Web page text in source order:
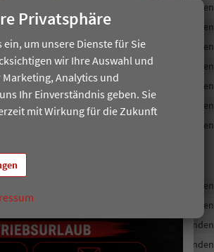
vorhanden
vorhanden
vorhanden
vorhanden
vorhanden
vorhanden
vorhanden
vorhanden
vorhanden
vorhanden
vorhanden
Privatsphäre
ein, um unsere Dienste für Sie
wir Ihre Auswahl und
Analytics und
Ihr Einverständnis geben. Sie
mit Wirkung für die Zukunft